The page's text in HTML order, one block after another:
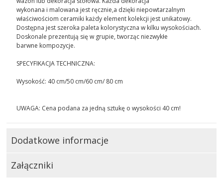
wykonana i malowana jest ręcznie,a dzięki niepowtarzalnym
właściwościom ceramiki każdy element kolekcji jest unikatowy.
Dostępna jest szeroka paleta kolorystyczna w kilku wysokościach.
Doskonale prezentują się w grupie, tworząc niezwykłe
barwne kompozycje.
SPECYFIKACJA TECHNICZNA:
Wysokość: 40 cm/50 cm/60 cm/ 80 cm
UWAGA: Cena podana za jedną sztukę o wysokości 40 cm!
Dodatkowe informacje
Załączniki